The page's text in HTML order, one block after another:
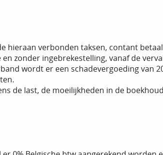
hieraan verbonden taksen, contant
zonder ingebrekestelling, vanaf de
wordt er een schadevergoeding van
de last, de moeilijkheden in de